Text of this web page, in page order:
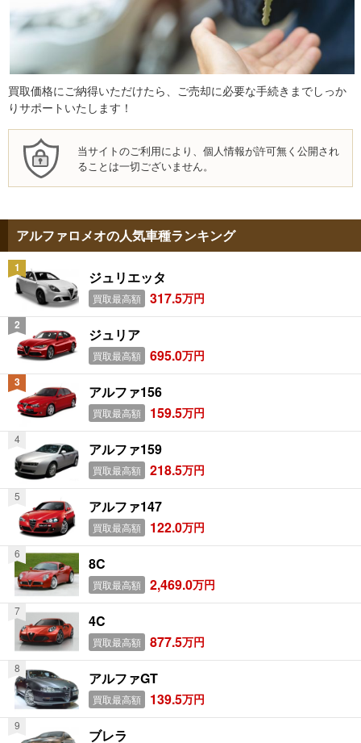
買取価格にご納得いただけたら、ご売却に必要な手続きまでしっか
りサポートいたします！
当サイトのご利用により、個人情報が許可無く公開され
ることは一切ございません。
アルファロメオの人気車種ランキング
ジュリエッタ
買取最高額 317.5万円
ジュリア
買取最高額 695.0万円
アルファ156
買取最高額 159.5万円
アルファ159
買取最高額 218.5万円
アルファ147
買取最高額 122.0万円
8C
買取最高額 2,469.0万円
4C
買取最高額 877.5万円
アルファGT
買取最高額 139.5万円
ブレラ